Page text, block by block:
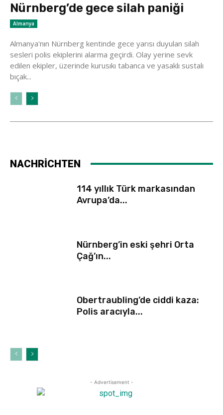
Nürnberg’de gece silah paniği
Almanya
Almanya'nın Nürnberg kentinde gece yarısı duyulan silah
sesleri polis ekiplerini alarma geçirdi. Olay yerine sevk
edilen ekipler, üzerinde kurusıkı tabanca ve yasaklı sustalı
bıçak...
NACHRİCHTEN
114 yıllık Türk markasından
Avrupa’da...
Nürnberg’in eski şehri Orta
Çağ’ın...
Obertraubling’de ciddi kaza:
Polis aracıyla...
- Advertisement -